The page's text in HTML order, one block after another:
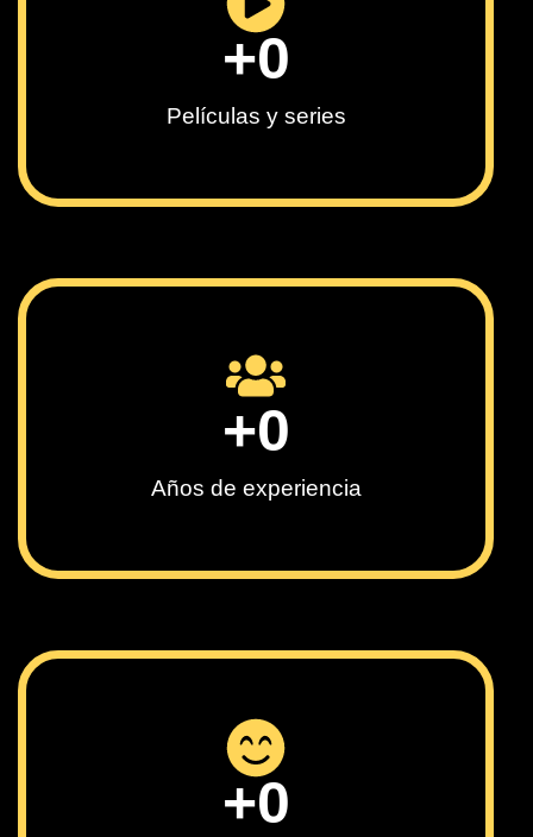
Películas y series
+0
Años de experiencia
+0
+0